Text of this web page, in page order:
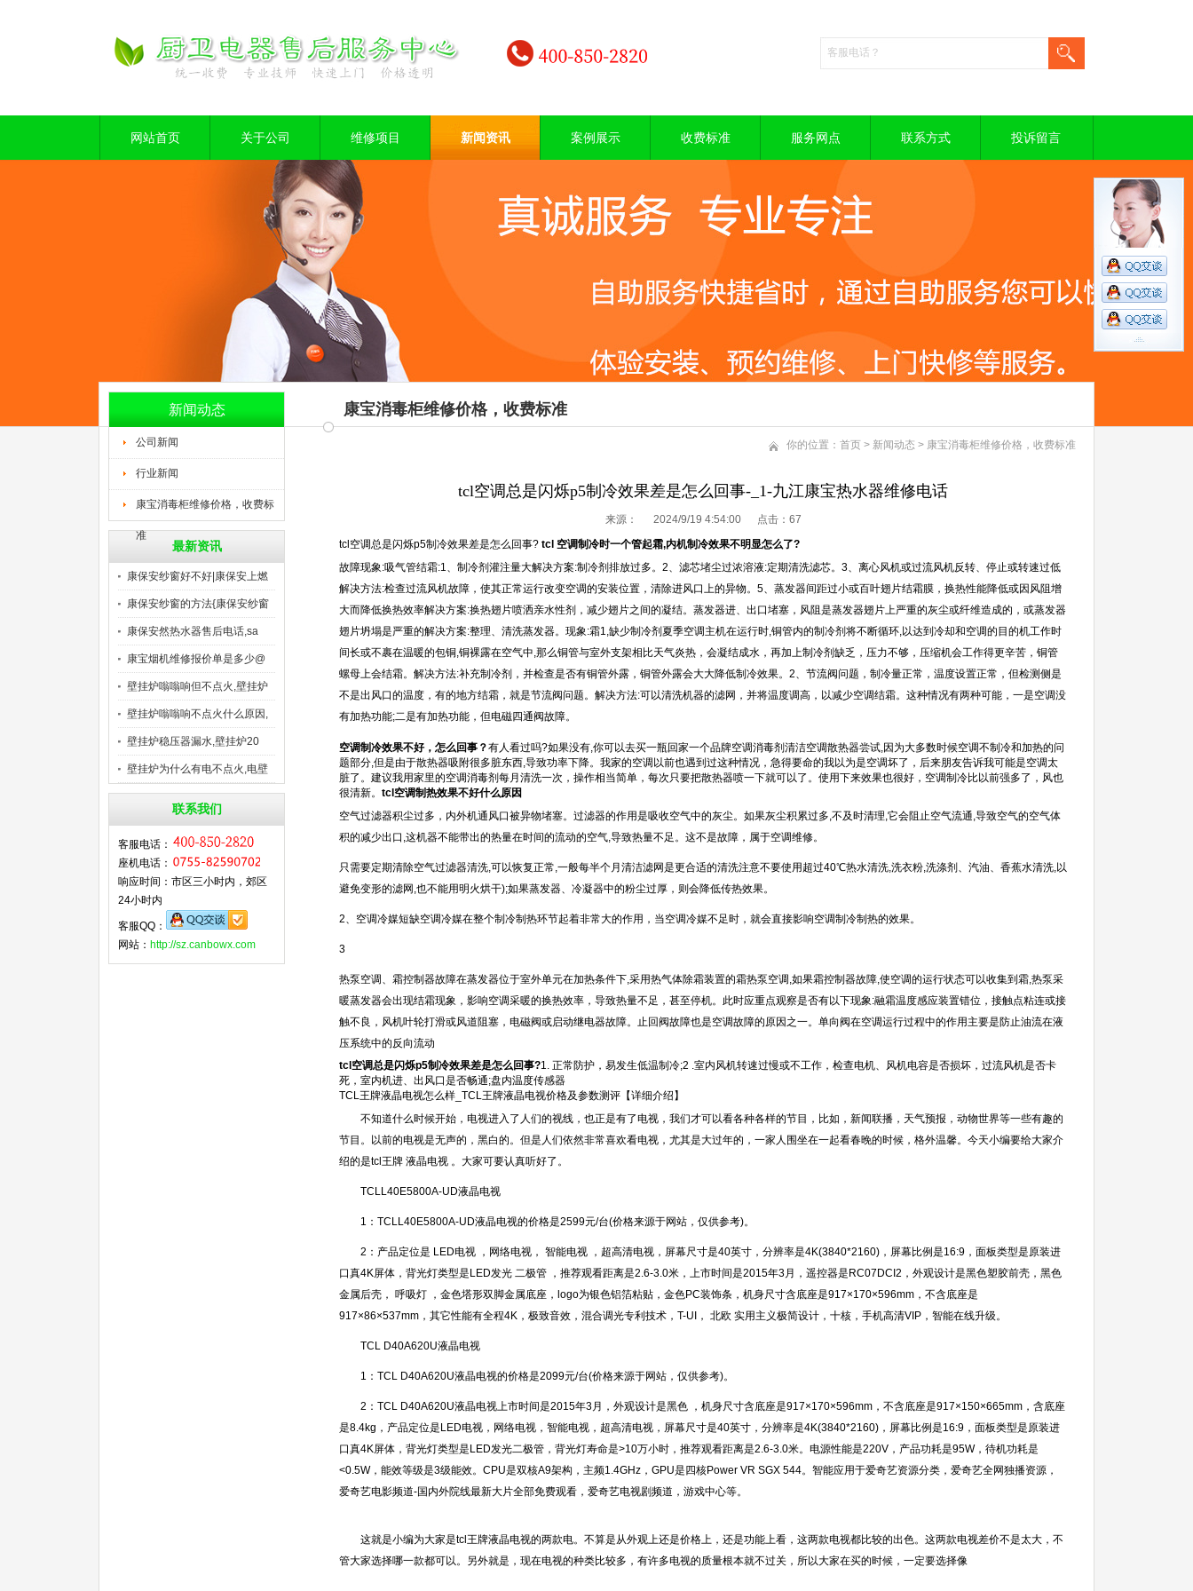
网站首页 关于公司 维修项目 新闻资讯 案例展示 收费标准 服务网点 联系方式 投诉留言
新闻动态
公司新闻
行业新闻
康宝消毒柜维修价格，收费标
准
最新资讯
康保安纱窗好不好|康保安上燃
康保安纱窗的方法{康保安纱窗
康保安然热水器售后电话,sa
康宝烟机维修报价单是多少@
康
壁挂炉嗡嗡响但不点火,壁挂炉
壁挂炉嗡嗡响不点火什么原因,
壁挂炉稳压器漏水,壁挂炉20
壁挂炉为什么有电不点火,电壁
联系我们
客服电话：
座机电话：
响应时间：市区三小时内，郊区
24小时内
客服QQ：
网站： http://sz.canbowx.com
康宝消毒柜维修价格，收费标准
你的位置： 首页 > 新闻动态 > 康宝消毒柜维修价格，收费标准
tcl空调总是闪烁p5制冷效果差是怎么回事-_1-九江康宝热水器维修电话
来源： 2024/9/19 4:54:00 点击： 67
tcl空调总是闪烁p5制冷效果差是怎么回事? tcl 空调制冷时一个管起霜,内机制冷效果不明显怎么了?
故障现象:吸气管结霜:1、制冷剂灌注量大解决方案:制冷剂排放过多。2、滤芯堵尘过浓溶液:定期清洗滤芯。3、离心风机或过流风机反转、停止或转速过低
解决方法:检查过流风机故障，使其正常运行改变空调的安装位置，清除进风口上的异物。5、蒸发器间距过小或百叶翅片结霜膜，换热性能降低或因风阻增
大而降低换热效率解决方案:换热翅片喷洒亲水性剂，减少翅片之间的凝结。蒸发器进、出口堵塞，风阻是蒸发器翅片上严重的灰尘或纤维造成的，或蒸发器
翅片坍塌是严重的解决方案:整理、清洗蒸发器。现象:霜1,缺少制冷剂夏季空调主机在运行时,铜管内的制冷剂将不断循环,以达到冷却和空调的目的机工作时
间长或不裹在温暖的包铜,铜裸露在空气中,那么铜管与室外支架相比天气炎热，会凝结成水，再加上制冷剂缺乏，压力不够，压缩机会工作得更辛苦，铜管
螺母上会结霜。解决方法:补充制冷剂，并检查是否有铜管外露，铜管外露会大大降低制冷效果。2、节流阀问题，制冷量正常，温度设置正常，但检测侧是
不是出风口的温度，有的地方结霜，就是节流阀问题。解决方法:可以清洗机器的滤网，并将温度调高，以减少空调结霜。这种情况有两种可能，一是空调没
有加热功能;二是有加热功能，但电磁四通阀故障。
空调制冷效果不好，怎么回事？有人看过吗?如果没有,你可以去买一瓶回家一个品牌空调消毒剂清洁空调散热器尝试,因为大多数时候空调不制冷和加热的问
题部分,但是由于散热器吸附很多脏东西,导致功率下降。我家的空调以前也遇到过这种情况，急得要命的我以为是空调坏了，后来朋友告诉我可能是空调太
脏了。建议我用家里的空调消毒剂每月清洗一次，操作相当简单，每次只要把散热器喷一下就可以了。使用下来效果也很好，空调制冷比以前强多了，风也
很清新。 tcl空调制热效果不好什么原因
空气过滤器积尘过多，内外机通风口被异物堵塞。过滤器的作用是吸收空气中的灰尘。如果灰尘积累过多,不及时清理,它会阻止空气流通,导致空气的空气体
积的减少出口,这机器不能带出的热量在时间的流动的空气,导致热量不足。这不是故障，属于空调维修。
只需要定期清除空气过滤器清洗,可以恢复正常,一般每半个月清洁滤网是更合适的清洗注意不要使用超过40℃热水清洗,洗衣粉,洗涤剂、汽油、香蕉水清洗,以
避免变形的滤网,也不能用明火烘干);如果蒸发器、冷凝器中的粉尘过厚，则会降低传热效果。
2、空调冷媒短缺空调冷媒在整个制冷制热环节起着非常大的作用，当空调冷媒不足时，就会直接影响空调制冷制热的效果。
3
热泵空调、霜控制器故障在蒸发器位于室外单元在加热条件下,采用热气体除霜装置的霜热泵空调,如果霜控制器故障,使空调的运行状态可以收集到霜,热泵采
暖蒸发器会出现结霜现象，影响空调采暖的换热效率，导致热量不足，甚至停机。此时应重点观察是否有以下现象:融霜温度感应装置错位，接触点粘连或接
触不良，风机叶轮打滑或风道阻塞，电磁阀或启动继电器故障。止回阀故障也是空调故障的原因之一。单向阀在空调运行过程中的作用主要是防止油流在液
压系统中的反向流动
tcl空调总是闪烁p5制冷效果差是怎么回事?1. 正常防护，易发生低温制冷;2 .室内风机转速过慢或不工作，检查电机、风机电容是否损坏，过流风机是否卡
死，室内机进、出风口是否畅通;盘内温度传感器
TCL王牌液晶电视怎么样_TCL王牌液晶电视价格及参数测评【详细介绍】
不知道什么时候开始，电视进入了人们的视线，也正是有了电视，我们才可以看各种各样的节目，比如，新闻联播，天气预报，动物世界等一些有趣的
节目。以前的电视是无声的，黑白的。但是人们依然非常喜欢看电视，尤其是大过年的，一家人围坐在一起看春晚的时候，格外温馨。今天小编要给大家介
绍的是tcl王牌 液晶电视 。大家可要认真听好了。
TCLL40E5800A-UD液晶电视
1：TCLL40E5800A-UD液晶电视的价格是2599元/台(价格来源于网站，仅供参考)。
2：产品定位是 LED电视 ，网络电视， 智能电视 ，超高清电视，屏幕尺寸是40英寸，分辨率是4K(3840*2160)，屏幕比例是16:9，面板类型是原装进
口真4K屏体，背光灯类型是LED发光 二极管 ，推荐观看距离是2.6-3.0米，上市时间是2015年3月，遥控器是RC07DCI2，外观设计是黑色塑胶前壳，黑色
金属后壳， 呼吸灯 ，金色塔形双脚金属底座，logo为银色铝箔粘贴，金色PC装饰条，机身尺寸含底座是917×170×596mm，不含底座是
917×86×537mm，其它性能有全程4K，极致音效，混合调光专利技术，T-UI， 北欧 实用主义极简设计，十核，手机高清VIP，智能在线升级。
TCL D40A620U液晶电视
1：TCL D40A620U液晶电视的价格是2099元/台(价格来源于网站，仅供参考)。
2：TCL D40A620U液晶电视上市时间是2015年3月，外观设计是黑色 ，机身尺寸含底座是917×170×596mm，不含底座是917×150×665mm，含底座
是8.4kg，产品定位是LED电视，网络电视，智能电视，超高清电视，屏幕尺寸是40英寸，分辨率是4K(3840*2160)，屏幕比例是16:9，面板类型是原装进
口真4K屏体，背光灯类型是LED发光二极管，背光灯寿命是>10万小时，推荐观看距离是2.6-3.0米。电源性能是220V，产品功耗是95W，待机功耗是
<0.5W，能效等级是3级能效。CPU是双核A9架构，主频1.4GHz，GPU是四核Power VR SGX 544。智能应用于爱奇艺资源分类，爱奇艺全网独播资源，
爱奇艺电影频道-国内外院线最新大片全部免费观看，爱奇艺电视剧频道，游戏中心等。
这就是小编为大家是tcl王牌液晶电视的两款电。不算是从外观上还是价格上，还是功能上看，这两款电视都比较的出色。这两款电视差价不是太大，不
管大家选择哪一款都可以。另外就是，现在电视的种类比较多，有许多电视的质量根本就不过关，所以大家在买的时候，一定要选择像